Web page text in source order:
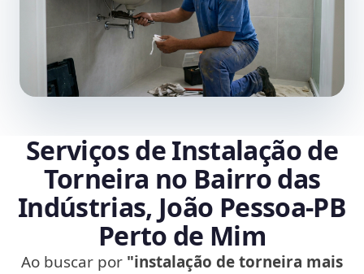
Serviços de Instalação de
Torneira no Bairro das
Indústrias, João Pessoa‑PB
Perto de Mim
Ao buscar por "instalação de torneira mais